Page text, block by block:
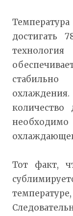
достигать
количество
Тот факт,